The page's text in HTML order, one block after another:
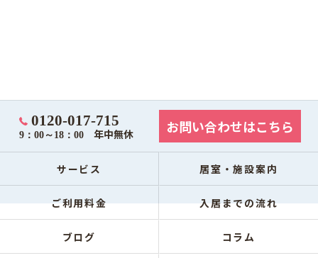
0120-017-715
9：00～18：00 年中無休 お問い合わせはこちら
サービス 居室・施設案内
ご利用料金 入居までの流れ
ブログ コラム